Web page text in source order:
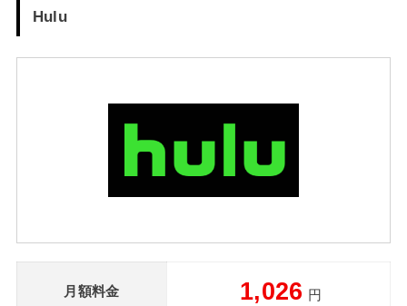
Hulu
月額料金 1,026 円